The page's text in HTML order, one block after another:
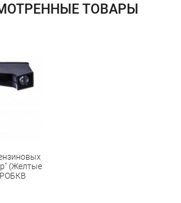
ТОВАРЫ
(Желтые